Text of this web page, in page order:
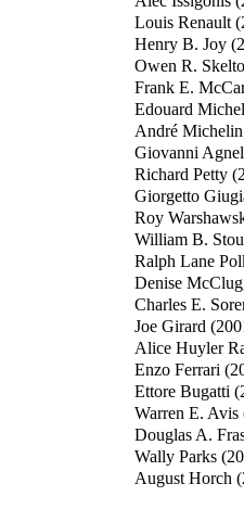
Louis Renault
Henry B. Joy
Owen R.
Frank E.
Edouard
André
Giovanni
Richard Petty
Giorgetto
Roy
William B.
Ralph Lane
Denise
Charles E.
Joe Girard
Alice Huyler
Enzo Ferrari
Ettore Bugatti
Warren E. Avis
Douglas A.
Wally Parks
August Horch